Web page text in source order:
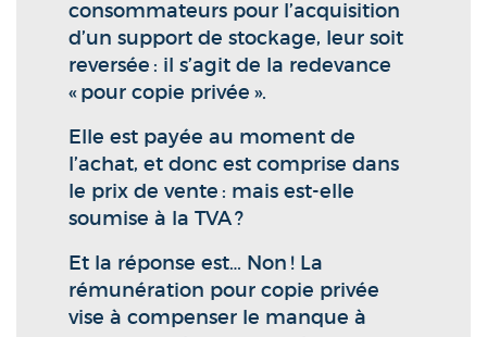
consommateurs pour l’acquisition
d’un support de stockage, leur soit
reversée : il s’agit de la redevance
« pour copie privée ».
Elle est payée au moment de
l’achat, et donc est comprise dans
le prix de vente : mais est-elle
soumise à la TVA ?
Et la réponse est… Non ! La
rémunération pour copie privée
vise à compenser le manque à